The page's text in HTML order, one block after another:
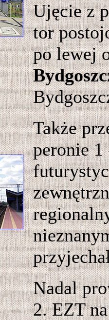
Ujęcie z
tor
po lewej
Także
peronie
Nadal
2. EZT